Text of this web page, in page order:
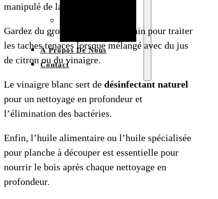
À Propos De Nous
Contact
manipulé de la viande crue.
Gardez du gros sel à portée de main pour traiter
les taches tenaces lorsque mélangé avec du jus
de citron ou du vinaigre.
Le vinaigre blanc sert de désinfectant naturel
pour un nettoyage en profondeur et
l’élimination des bactéries.
Enfin, l’huile alimentaire ou l’huile spécialisée
pour planche à découper est essentielle pour
nourrir le bois après chaque nettoyage en
profondeur.